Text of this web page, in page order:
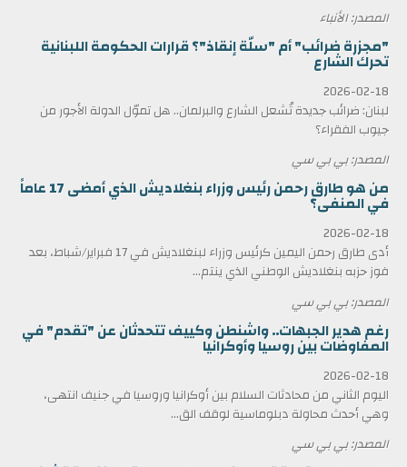
المصدر: الأنباء
"مجزرة ضرائب" أم "سلّة إنقاذ"؟ قرارات الحكومة اللبنانية
تحرك الشارع
2026-02-18
لبنان: ضرائب جديدة تُشعل الشارع والبرلمان.. هل تموّل الدولة الأجور من
جيوب الفقراء؟
المصدر: بي بي سي
من هو طارق رحمن رئيس وزراء بنغلاديش الذي أمضى 17 عاماً
في المنفى؟
2026-02-18
أدى طارق رحمن اليمين كرئيس وزراء لبنغلاديش في 17 فبراير/شباط، بعد
فوز حزبه بنغلاديش الوطني الذي ينتم...
المصدر: بي بي سي
رغم هدير الجبهات.. واشنطن وكييف تتحدثان عن "تقدم" في
المفاوضات بين روسيا وأوكرانيا
2026-02-18
اليوم الثاني من محادثات السلام بين أوكرانيا وروسيا في جنيف انتهى،
وهي أحدث محاولة دبلوماسية لوقف الق...
المصدر: بي بي سي